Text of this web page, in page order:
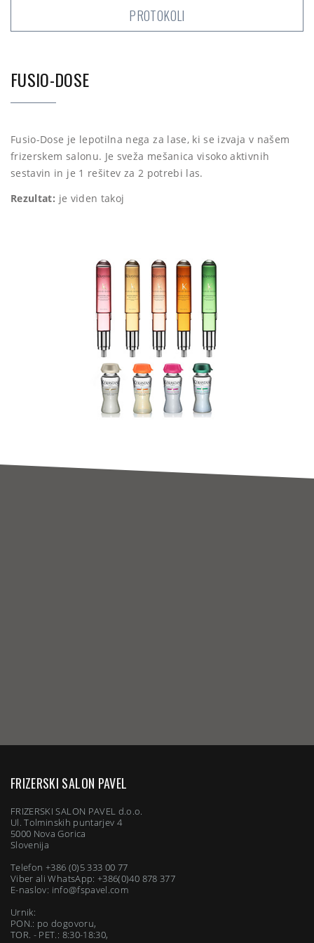
PROTOKOLI
FUSIO-DOSE
Fusio-Dose je lepotilna nega za lase, ki se izvaja v našem
frizerskem salonu. Je sveža mešanica visoko aktivnih
sestavin in je 1 rešitev za 2 potrebi las.
Rezultat: je viden takoj
FRIZERSKI SALON PAVEL
FRIZERSKI SALON PAVEL d.o.o.
Ul. Tolminskih puntarjev 4
5000 Nova Gorica
Slovenija
Telefon +386 (0)5 333 00 77
Viber ali WhatsApp: +386(0)40 878 377
E-naslov: info@fspavel.com
Urnik:
PON.: po dogovoru,
TOR. - PET.: 8:30-18:30,